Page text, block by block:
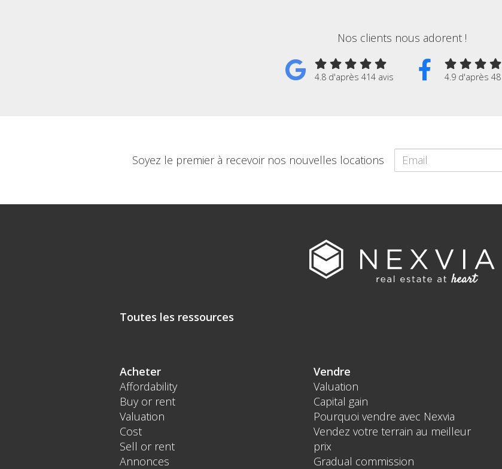
Nos clients nous adorent !
4.8 d'après 414 avis 4.9 d'après
Soyez le premier à recevoir nos nouvelles locations
Toutes les ressources
Acheter
Affordability
Buy or rent
Valuation
Cost
Sell or rent
Annonces
Vendre
Valuation
Capital gain
Pourquoi vendre avec Nexvia
Vendez votre terrain au meilleur
prix
Gradual commission